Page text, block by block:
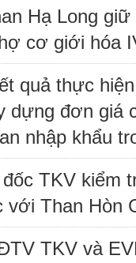
Hạ Long giữ
cơ giới hóa
quả thực
dựng đơn giá
nhập khẩu
TKV kiểm
với Than Hòn
TKV và